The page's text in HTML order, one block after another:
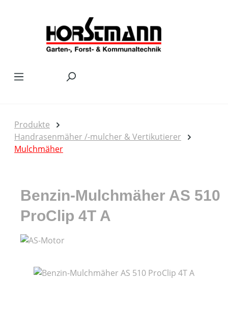
Produkte
Handrasenmäher /-mulcher & Vertikutierer
Mulchmäher
Benzin-Mulchmäher AS 510
ProClip 4T A
Bildergalerie überspringen